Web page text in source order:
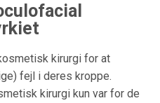
kirurgi for at
fejl i deres kroppe.
kirurgi kun var for de